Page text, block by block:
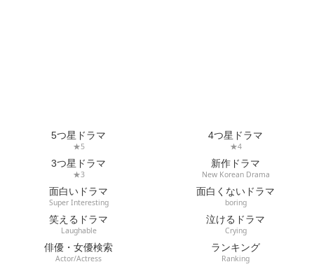
5つ星ドラマ
★5
4つ星ドラマ
★4
3つ星ドラマ
★3
新作ドラマ
New Korean Drama
面白いドラマ
Super Interesting
面白くないドラマ
boring
笑えるドラマ
Laughable
泣けるドラマ
Crying
俳優・女優検索
Actor/Actress
ランキング
Ranking